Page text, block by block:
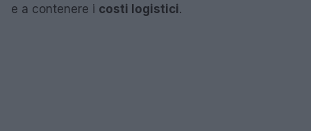
e a contenere i costi logistici.